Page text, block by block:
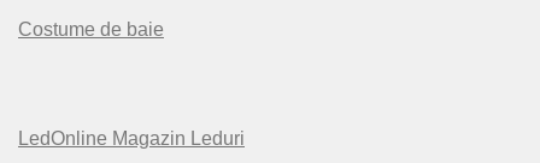
Costume de baie
LedOnline Magazin Leduri